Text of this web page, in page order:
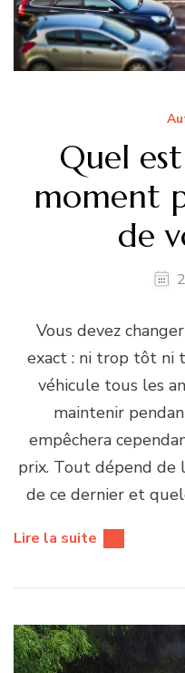
Quel
moment
de
Vous devez
exact : ni trop tôt ni
véhicule tous les
maintenir
empêchera
prix. Tout dépend de
de ce dernier et
Lire la suite